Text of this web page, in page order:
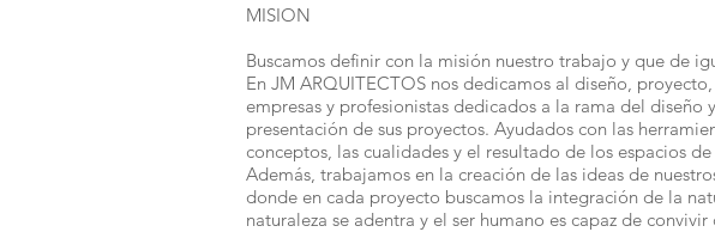
MISION
Buscamos definir con la misión nuestro trabajo y que de
En JM ARQUITECTOS nos dedicamos al diseño,
empresas y profesionistas dedicados a la rama del
presentación de sus proyectos. Ayudados con las
conceptos, las cualidades y el resultado de los espacios
Además, trabajamos en la creación de las ideas de
donde en cada proyecto buscamos la integración de la
naturaleza se adentra y el ser humano es capaz de